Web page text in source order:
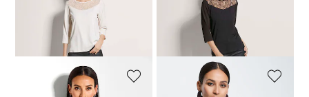
MADELEINE
Rundhals-Shirt mit Spitze
159,00 CHF
MADELEINE
Rundhals-Shirt mit Spitze
159,00 CHF